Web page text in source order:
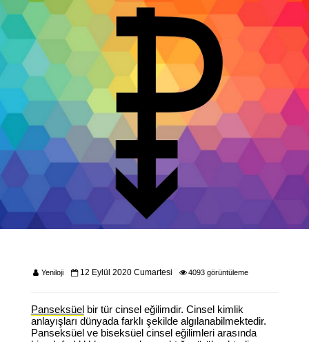
Yeniloji 12 Eylül 2020 Cumartesi 4093 görüntüleme
Panseksüelbir tür cinsel eğilimdir. Cinsel kimlik
anlayışları dünyada farklı şekilde algılanabilmektedir.
Panseksüel ve biseksüel cinsel eğilimleri arasında